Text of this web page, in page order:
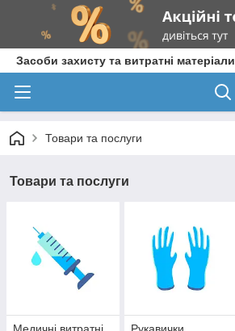
Засоби захисту та витратні матеріали
Товари та послуги
Товари та послуги